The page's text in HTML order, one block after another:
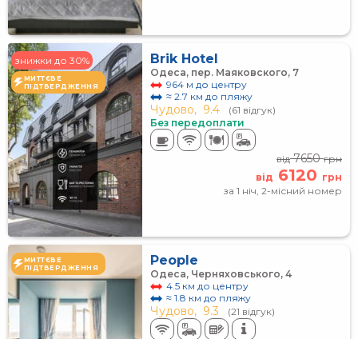
знижки до 30%
МИТТЄВЕ
ПІДТВЕРДЖЕННЯ
Brik Hotel
Одеса, пер. Маяковского, 7
964 м до центру
≈ 2.7 км до пляжу
Чудово, 9.4
(61 відгук)
Без передоплати
від7650грн
від 6120 грн
за 1 ніч, 2-місний номер
МИТТЄВЕ
ПІДТВЕРДЖЕННЯ
People
Одеса, Черняховського, 4
4.5 км до центру
≈ 1.8 км до пляжу
Чудово, 9.3 (21 відгук)